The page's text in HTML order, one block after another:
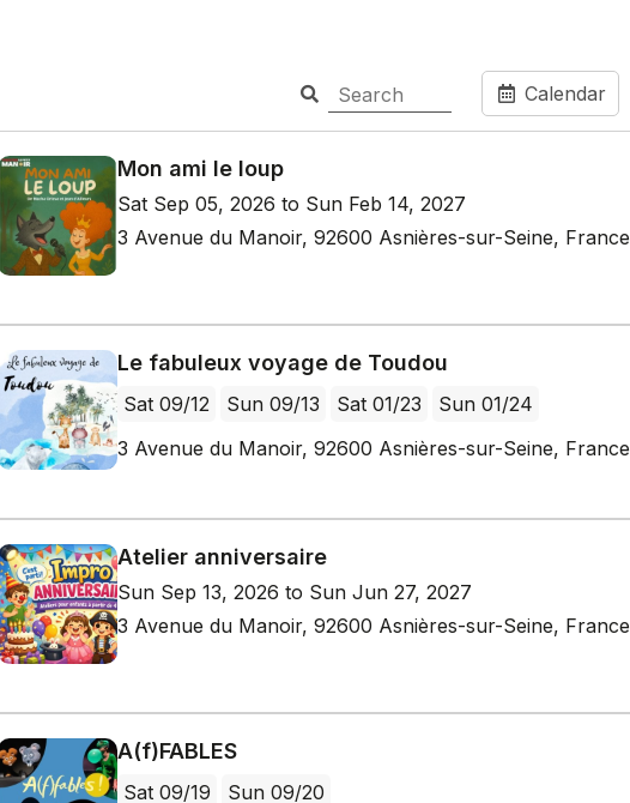
Calendar
Mon ami le loup
Sat Sep 05, 2026 to Sun Feb 14, 2027
3 Avenue du Manoir, 92600 Asnières-sur-Seine, France
Le fabuleux voyage de Toudou
Sat 09/12 Sun 09/13 Sat 01/23
Sun 01/24
3 Avenue du Manoir, 92600 Asnières-sur-Seine, France
Atelier anniversaire
Sun Sep 13, 2026 to Sun Jun 27, 2027
3 Avenue du Manoir, 92600 Asnières-sur-Seine, France
A(f)FABLES
Sat 09/19
Sun 09/20